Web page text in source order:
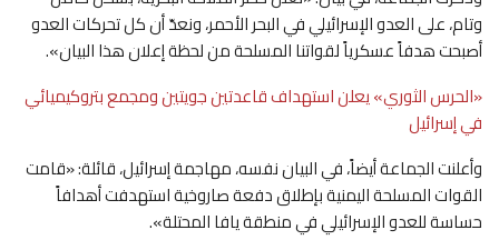
وتام، على العدو الإسرائيلي في البحر الأحمر، ونعدّ ⁠أن كل تحركات العدو
‌أصبحت ‌هدفاً ​عسكرياً ‌لقواتنا المسلحة من ‌لحظة إعلان هذا البيان».
«الحرس الثوري» يعلن استهداف قاعدتين جويتين ومجمع بتروكيميائي
في إسرائيل
وأعلنت الجماعة أيضاً، في البيان ‌نفسه، مهاجمة إسرائيل، قائلة: «قامت
القوات المسلحة ⁠اليمنية ⁠بإطلاق دفعة صاروخية استهدفت أهدافاً
حساسة للعدو الإسرائيلي في منطقة يافا المحتلة».